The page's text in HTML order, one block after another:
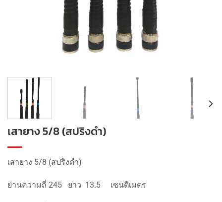
เสายาง 5/8 (สปริงดำ)
เสายาง 5/8 (สปริงดำ)
ย่านความถี่ 245 ยาว 13.5 เซนติเมตร